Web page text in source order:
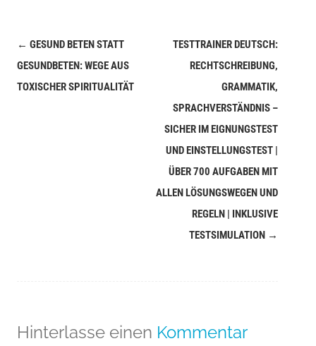
Navigation
(Beiträge)
← GESUND BETEN STATT
GESUNDBETEN: WEGE AUS
TOXISCHER SPIRITUALITÄT
TESTTRAINER DEUTSCH:
RECHTSCHREIBUNG,
GRAMMATIK,
SPRACHVERSTÄNDNIS –
SICHER IM EIGNUNGSTEST
UND EINSTELLUNGSTEST |
ÜBER 700 AUFGABEN MIT
ALLEN LÖSUNGSWEGEN UND
REGELN | INKLUSIVE
TESTSIMULATION →
Hinterlasse einen Kommentar